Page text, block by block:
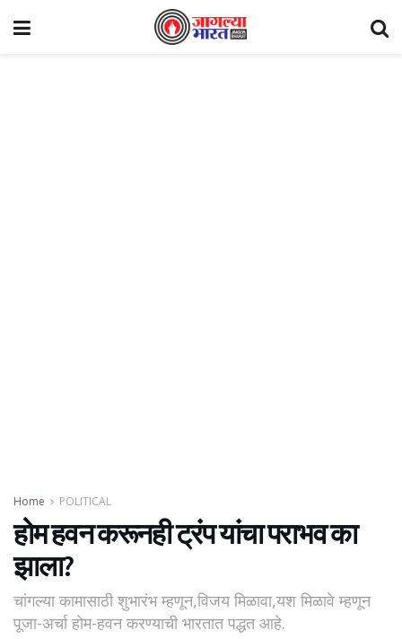
Home POLITICAL
होम हवन करूनही ट्रंप यांचा पराभव का
झाला?
चांगल्या कामासाठी शुभारंभ म्हणून,विजय मिळावा,यश मिळावे म्हणून
पूजा-अर्चा होम-हवन करण्याची भारतात पद्धत आहे.